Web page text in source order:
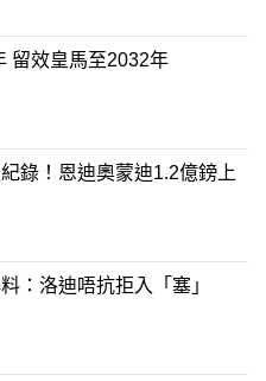
留效皇馬至2032年
錄！恩迪奧蒙迪1.2億鎊上
：洛迪唔抗拒入「塞」